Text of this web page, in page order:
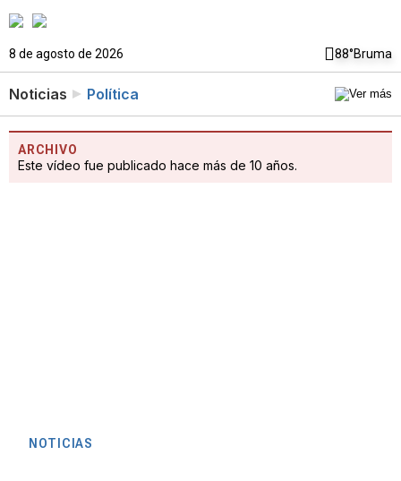
8 de agosto de 2026 88°Bruma
Noticias Política
ARCHIVO
Este vídeo fue publicado hace más de 10 años.
NOTICIAS